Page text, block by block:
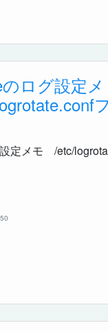
ログ設定メ
定メモ /etc/